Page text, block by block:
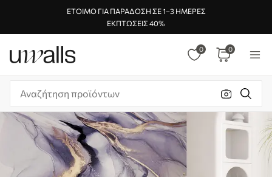
ΈΤΟΙΜΟ ΓΙΑ ΠΑΡΆΔΟΣΗ ΣΕ 1–3 ΗΜΈΡΕΣ
ΕΚΠΤΏΣΕΙΣ 40%
0 0